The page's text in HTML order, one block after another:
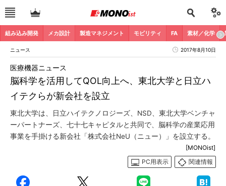
組み込み開発 メカ設計 製造マネジメント モビリティ FA 素材／化学
ニュース 2017年8月10日
脳科学を活用してQOL向上へ、東北大学と日立ハ
イテクらが新会社を設立
医療機器ニュース
東北大学は、日立ハイテクノロジーズ、NSD、東北大学ベンチャ
ーパートナーズ、七十七キャピタルと共同で、脳科学の産業応用
事業を手掛ける新会社「株式会社NeU（ニュー）」を設立する。
[MONOist]
PC用表示
関連情報